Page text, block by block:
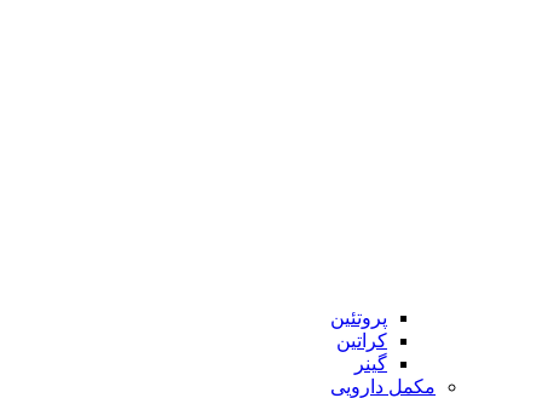
پروتئین
کراتین
گینر
مکمل دارویی